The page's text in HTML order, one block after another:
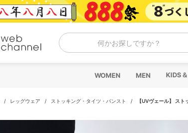
何かお探しですか？
WOMEN MEN KIDS
/ レッグウェア / ストッキング・タイツ・パンスト / 【UVヴェール】 ス